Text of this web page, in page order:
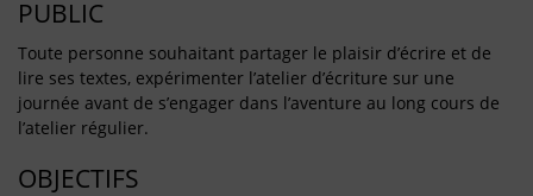
PUBLIC
Toute personne souhaitant partager le plaisir d’écrire et de
lire ses textes, expérimenter l’atelier d’écriture sur une
journée avant de s’engager dans l’aventure au long cours de
l’atelier régulier.
OBJECTIFS